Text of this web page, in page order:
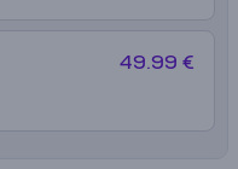
49.99 €